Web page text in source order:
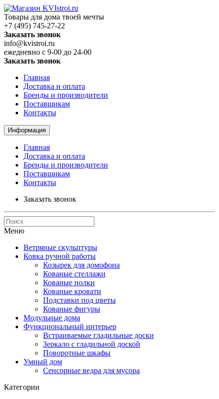
Товары для дома твоей мечты
+7 (495) 745-27-22
Заказать звонок
info@kvistroi.ru
ежедневно с 9-00 до 24-00
Заказать звонок
Главная
Доставка и оплата
Бренды и производители
Поставщикам
Контакты
Информация
Главная
Доставка и оплата
Бренды и производители
Поставщикам
Контакты
Заказать звонок
Меню
Ветряные скульптуры
Ковка ручной работы
Козырек для домофона
Кованые стеллажи
Кованые полки
Кованые кровати
Подставки под цветы
Кованые фигуры
Модульные дома
Функциональный интерьер
Встраиваемые гладильные доски
Зеркало с гладильной доской
Поворотные шкафы
Умный дом
Сенсорные ведра для мусора
Категории